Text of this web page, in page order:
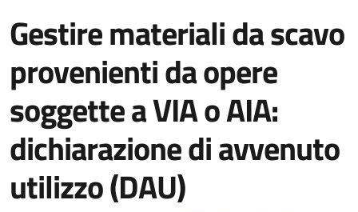
Gestire materiali da scavo
provenienti da opere
soggette a VIA o AIA:
dichiarazione di avvenuto
utilizzo (DAU)